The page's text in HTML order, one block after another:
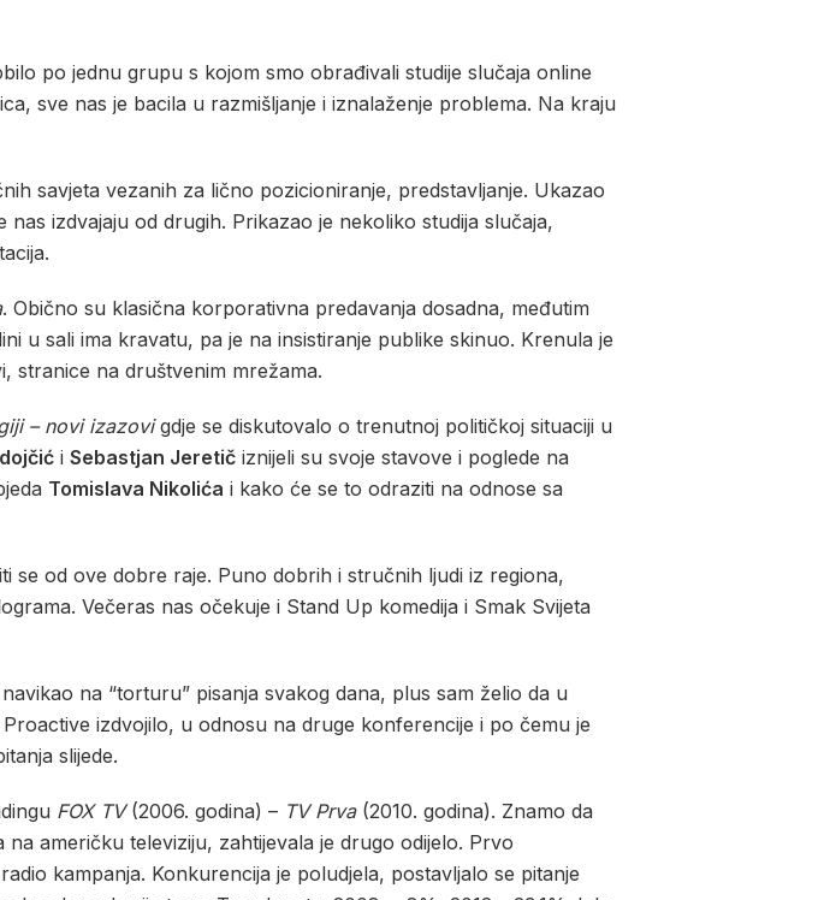
po jednu grupu s kojom smo obrađivali studije slučaja online
sve nas je bacila u razmišljanje i iznalaženje problema. Na kraju
savjeta vezanih za lično pozicioniranje, predstavljanje. Ukazao
izdvajaju od drugih. Prikazao je nekoliko studija slučaja,
. Obično su klasična korporativna predavanja dosadna, međutim
u sali ima kravatu, pa je na insistiranje publike skinuo. Krenula je
stranice na društvenim mrežama.
– novi izazovigdje se diskutovalo o trenutnoj političkoj situaciji u
i Sebastjan Jeretič iznijeli su svoje stavove i poglede na
Tomislava Nikolića i kako će se to odraziti na odnose sa
se od ove dobre raje. Puno dobrih i stručnih ljudi iz regiona,
Večeras nas očekuje i Stand Up komedija i Smak Svijeta
na “torturu” pisanja svakog dana, plus sam želio da u
izdvojilo, u odnosu na druge konferencije i po čemu je
slijede.
FOX TV(2006. godina) – TV Prva(2010. godina). Znamo da
na američku televiziju, zahtijevala je drugo odijelo. Prvo
kampanja. Konkurencija je poludjela, postavljalo se pitanje